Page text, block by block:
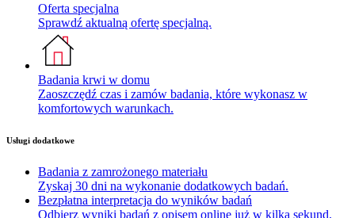
Oferta specjalna
Sprawdź aktualną ofertę specjalną.
Badania krwi w domu
Zaoszczędź czas i zamów badania, które wykonasz w
komfortowych warunkach.
Usługi dodatkowe
Badania z zamrożonego materiału
Zyskaj 30 dni na wykonanie dodatkowych badań.
Bezpłatna interpretacja do wyników badań
Odbierz wyniki badań z opisem online już w kilka sekund.